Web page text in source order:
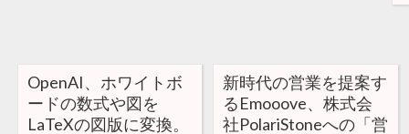
OpenAI、ホワイトボ
ードの数式や図を
LaTeXの図版に変換。
新時代の営業を提案す
るEmooove、株式会
社PolariStoneへの「営